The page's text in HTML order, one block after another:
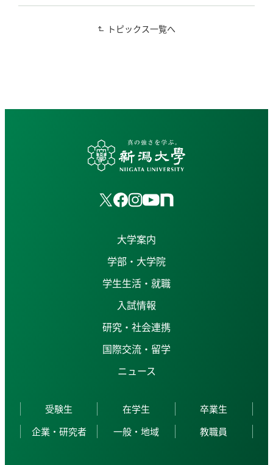
トピックス一覧へ
大学案内
学部・大学院
学生生活・就職
入試情報
研究・社会連携
国際交流・留学
ニュース
受験生 在学生
卒業生
企業・研究者
一般・地域 教職員